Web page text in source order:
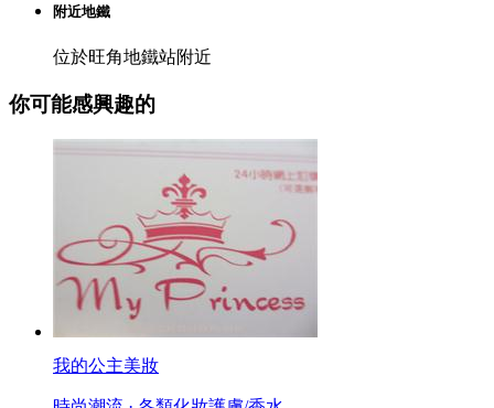
附近地鐵
位於旺角地鐵站附近
你可能感興趣的
我的公主美妝